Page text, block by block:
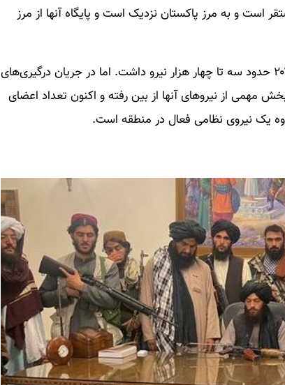
است و به مرز پاکستان نزدیک است و پایگاه آنها از مرز
آنگونه که دویچه وله گزارش داده داعش خراسان در سال ۲۰۱۶ حدود سه تا چهار هزار نیرو داشت. اما در جریان درگیری‌های
مهمی از نیروهای آنها از بین رفته و اکنون تعداد اعضای